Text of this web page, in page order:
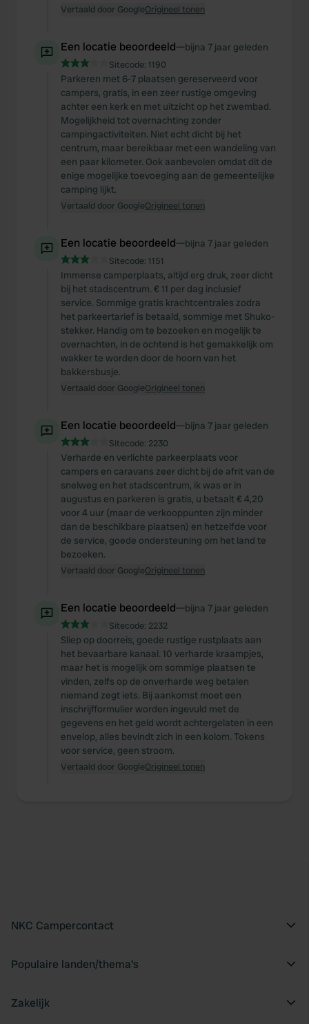
Vertaald door GoogleOrigineel tonen
Een locatie beoordeeld—bijna 7 jaar geleden
Sitecode: 1190
Parkeren met 6-7 plaatsen gereserveerd voor
campers, gratis, in een zeer rustige omgeving
achter een kerk en met uitzicht op het zwembad.
Mogelijkheid tot overnachting zonder
campingactiviteiten. Niet echt dicht bij het
centrum, maar bereikbaar met een wandeling van
een paar kilometer. Ook aanbevolen omdat dit de
enige mogelijke toevoeging aan de gemeentelijke
camping lijkt.
Vertaald door GoogleOrigineel tonen
Een locatie beoordeeld—bijna 7 jaar geleden
Sitecode: 1151
Immense camperplaats, altijd erg druk, zeer dicht
bij het stadscentrum. € 11 per dag inclusief
service. Sommige gratis krachtcentrales zodra
het parkeertarief is betaald, sommige met Shuko-
stekker. Handig om te bezoeken en mogelijk te
overnachten, in de ochtend is het gemakkelijk om
wakker te worden door de hoorn van het
bakkersbusje.
Vertaald door GoogleOrigineel tonen
Een locatie beoordeeld—bijna 7 jaar geleden
Sitecode: 2230
Verharde en verlichte parkeerplaats voor
campers en caravans zeer dicht bij de afrit van de
snelweg en het stadscentrum, ik was er in
augustus en parkeren is gratis, u betaalt € 4,20
voor 4 uur (maar de verkooppunten zijn minder
dan de beschikbare plaatsen) en hetzelfde voor
de service, goede ondersteuning om het land te
bezoeken.
Vertaald door GoogleOrigineel tonen
Een locatie beoordeeld—bijna 7 jaar geleden
Sitecode: 2232
Sliep op doorreis, goede rustige rustplaats aan
het bevaarbare kanaal. 10 verharde kraampjes,
maar het is mogelijk om sommige plaatsen te
vinden, zelfs op de onverharde weg betalen
niemand zegt iets. Bij aankomst moet een
inschrijfformulier worden ingevuld met de
gegevens en het geld wordt achtergelaten in een
envelop, alles bevindt zich in een kolom. Tokens
voor service, geen stroom.
Vertaald door GoogleOrigineel tonen
NKC Campercontact
Populaire landen/thema's
Zakelijk